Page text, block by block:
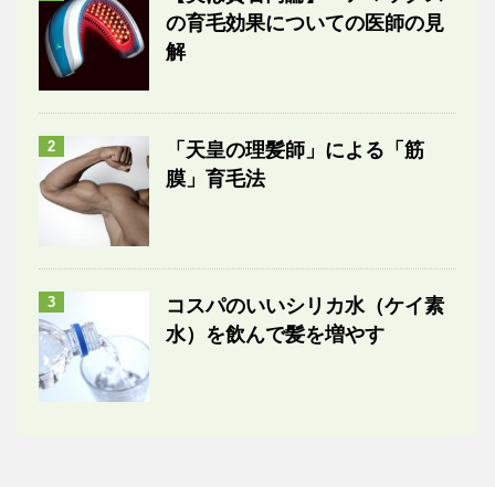
の育毛効果についての医師の見
解
2
「天皇の理髪師」による「筋
膜」育毛法
3
コスパのいいシリカ水（ケイ素
水）を飲んで髪を増やす